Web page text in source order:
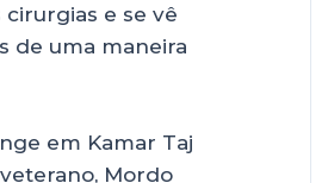
e se vê
de uma maneira
em Kamar Taj
Mordo